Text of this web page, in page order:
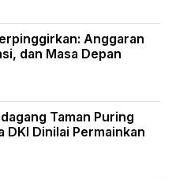
Anggaran
dan Masa Depan
Taman Puring
DKI Dinilai Permainkan